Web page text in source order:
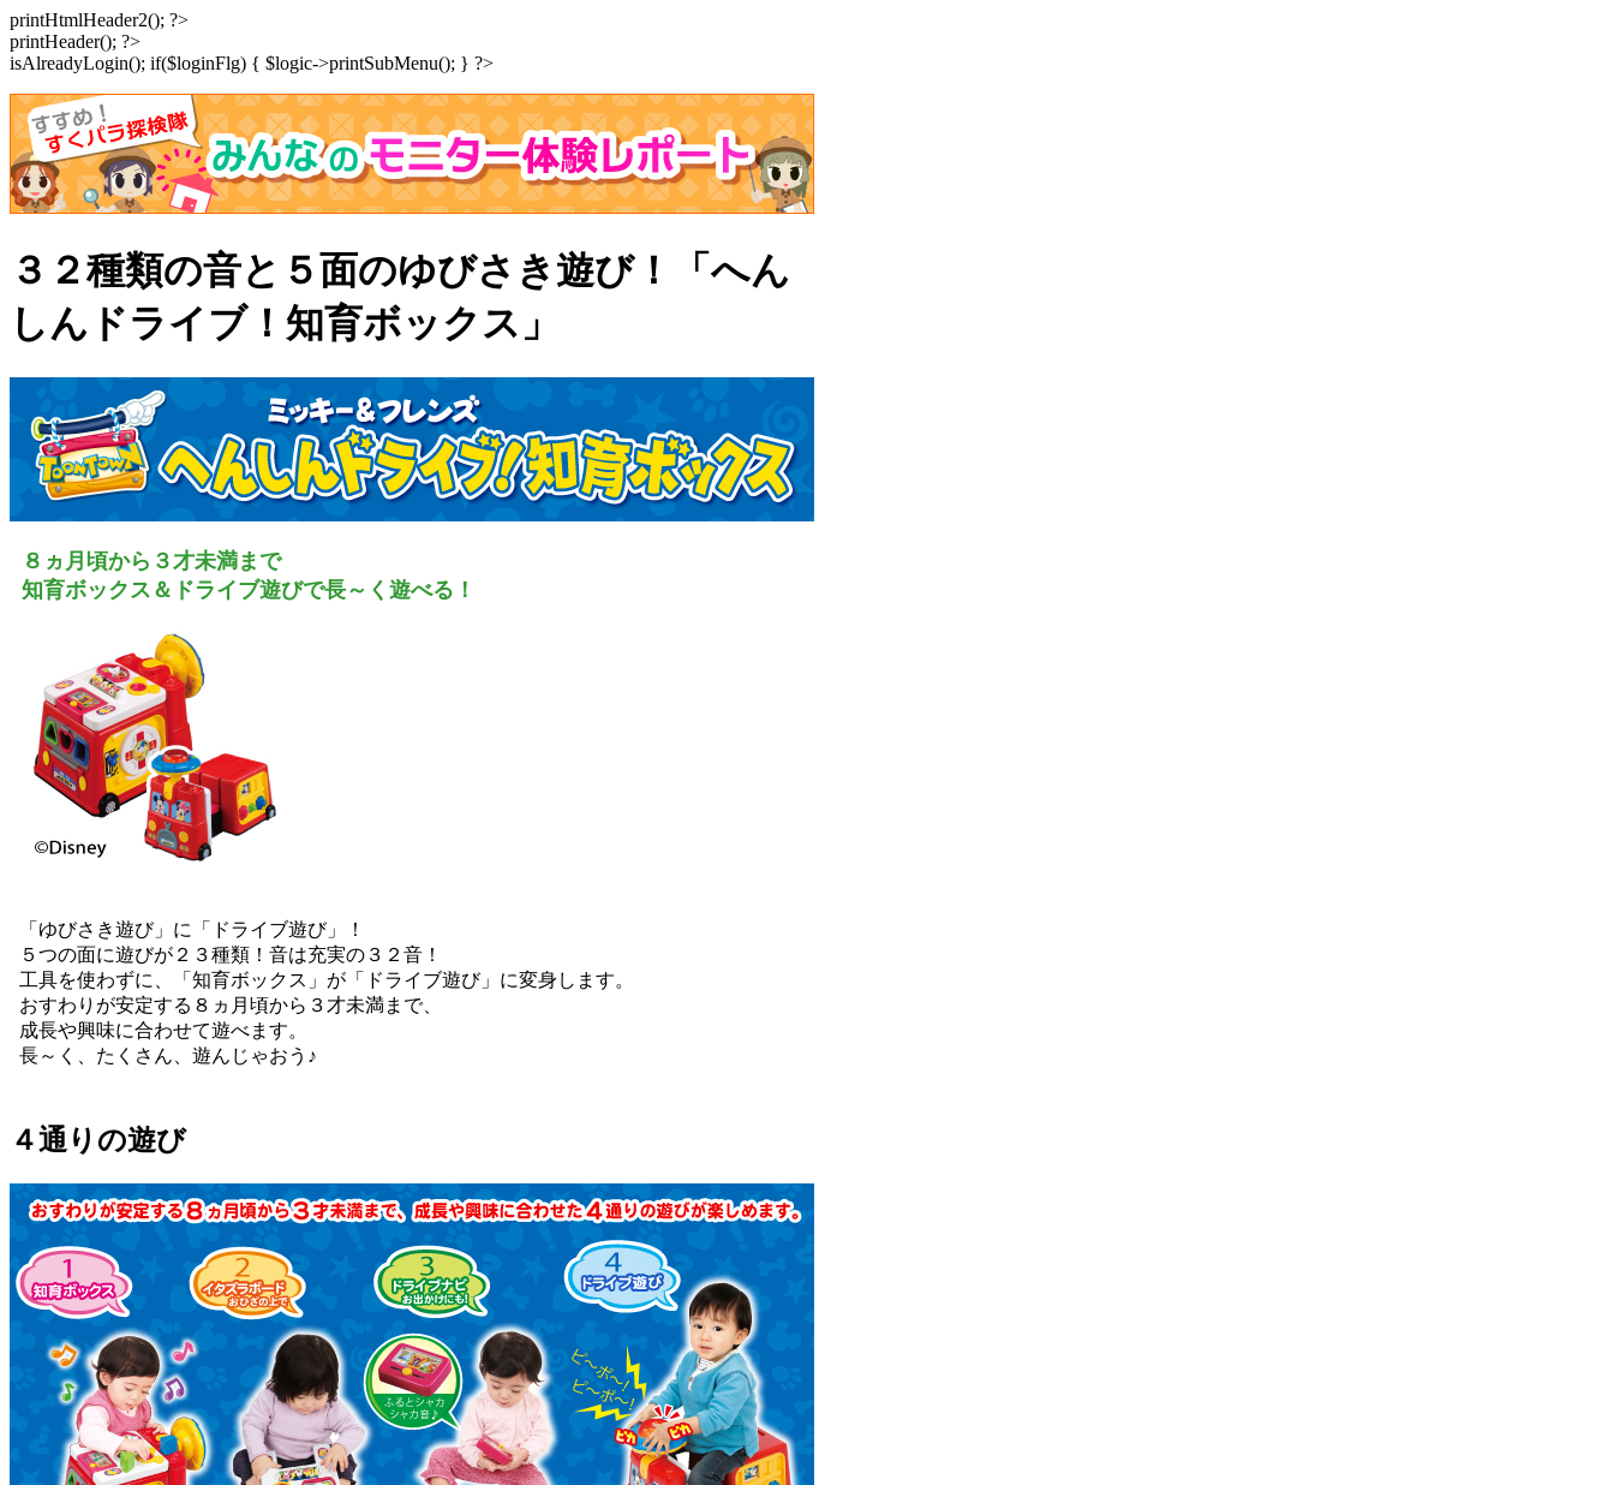
printHtmlHeader2(); ?>
printHeader(); ?>
isAlreadyLogin(); if($loginFlg) { $logic->printSubMenu(); } ?>
３２種類の音と５面のゆびさき遊び！「へん
しんドライブ！知育ボックス」
８ヵ月頃から３才未満まで
知育ボックス＆ドライブ遊びで長～く遊べる！
「ゆびさき遊び」に「ドライブ遊び」！
５つの面に遊びが２３種類！音は充実の３２音！
工具を使わずに、「知育ボックス」が「ドライブ遊び」に変身します。
おすわりが安定する８ヵ月頃から３才未満まで、
成長や興味に合わせて遊べます。
長～く、たくさん、遊んじゃおう♪
４通りの遊び